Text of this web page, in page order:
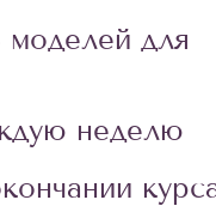
для
неделю